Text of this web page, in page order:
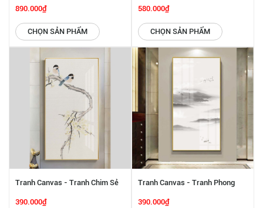
Rừng Bắc Âu SGP 2432219
890.000₫
CHỌN SẢN PHẨM
Và Hoa Đào SGP 2432217
580.000₫
CHỌN SẢN PHẨM
Tranh Canvas - Tranh Chim Sẻ
Và Hoa Đào SGP 2432216
390.000₫
Tranh Canvas - Tranh Phong
Cảnh Hiện Đại SGP 2432215
390.000₫